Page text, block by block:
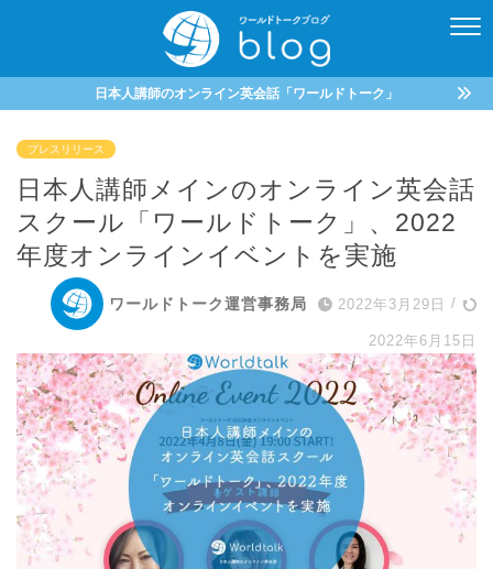
日本人講師のオンライン英会話「ワールドトーク」
プレスリリース
日本人講師メインのオンライン英会話
スクール「ワールドトーク」、2022
年度オンラインイベントを実施
ワールドトーク運営事務局 2022年3月29日 /
2022年6月15日